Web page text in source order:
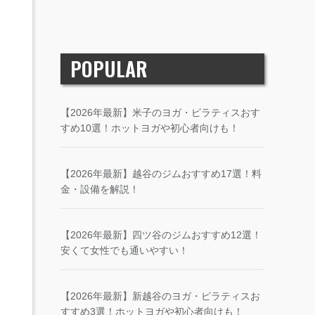
POPULAR
【2026年最新】米子のヨガ・ピラティスおす
すめ10選！ホットヨガや初心者向けも！
【2026年最新】越谷のジムおすすめ17選！料
金・設備を解説！
【2026年最新】四ツ谷のジムおすすめ12選！
安くて女性でも通いやすい！
【2026年最新】新越谷のヨガ・ピラティスお
すすめ3選！ホットヨガや初心者向けも！